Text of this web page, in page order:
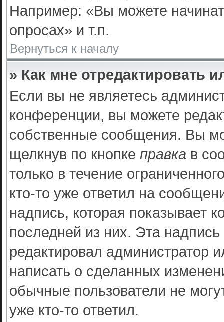
Например: «Вы можете
опросах» и т.п.
Вернуться к началу
» Как мне отредактировать
Если вы не являетесь
конференции, вы можете
собственные сообщения. Вы
щелкнув по кнопке правка в
только в течение
кто-то уже ответил на
надпись, которая показывает
последней из них. Эта
редактировал администратор
написать о сделанных
обычные пользователи не
уже кто-то ответил.